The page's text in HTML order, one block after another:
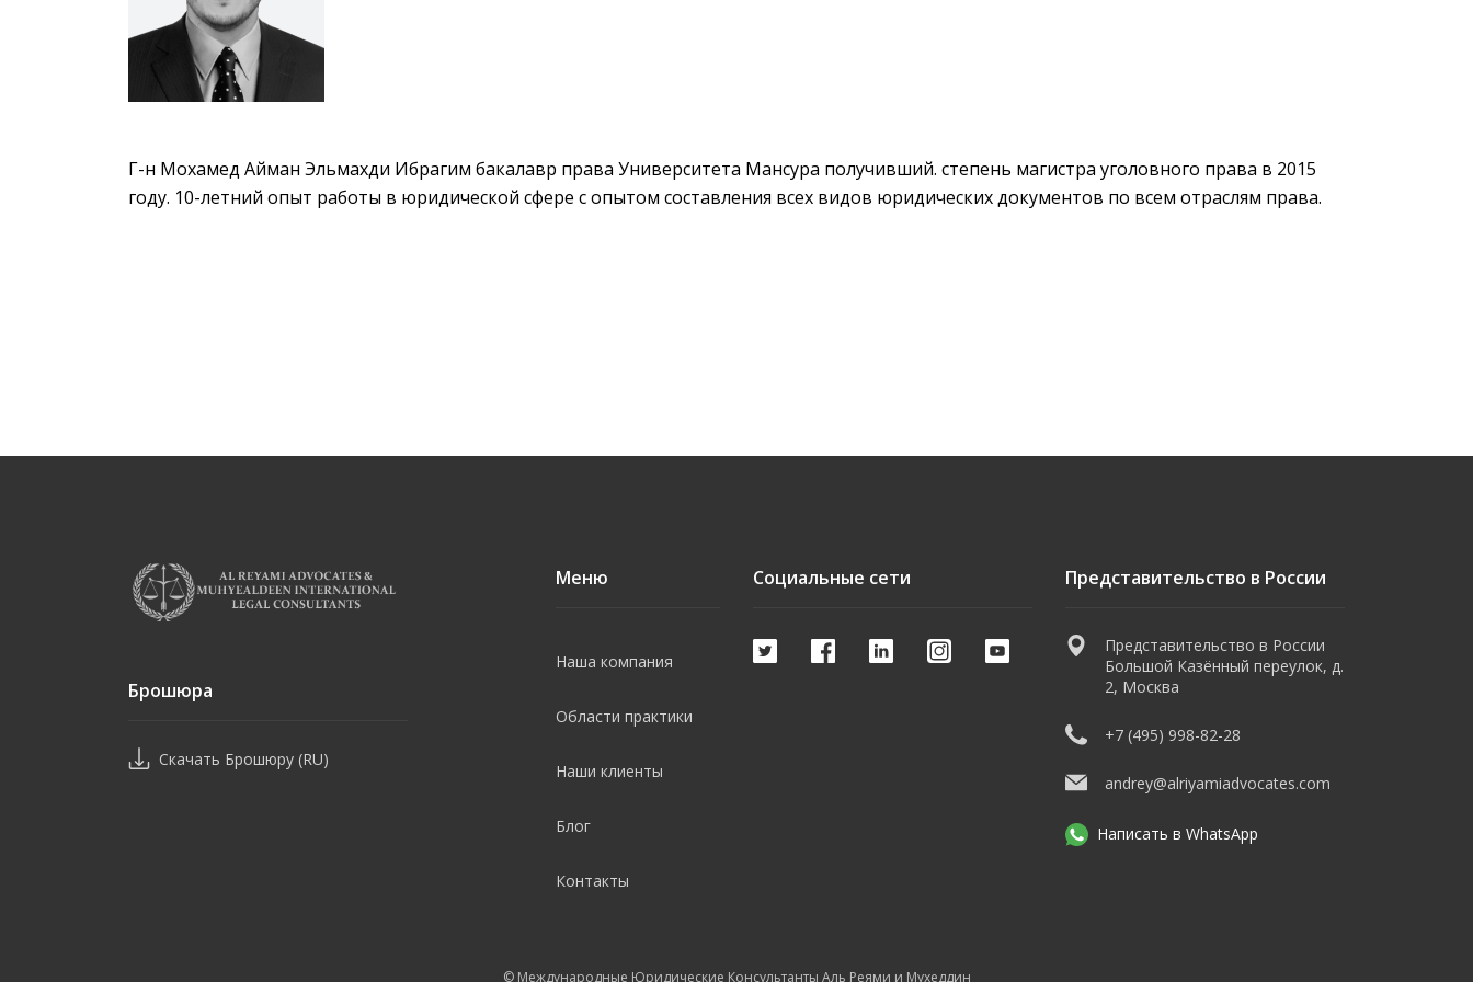
Г-н Мохамед Айман Эльмахди Ибрагим бакалавр права Университета Мансура получивший. степень магистра уголовного права в 2015
году. 10-летний опыт работы в юридической сфере с опытом составления всех видов юридических документов по всем отраслям права.
Брошюра
Скачать Брошюру (RU)
Меню
Наша компания
Области практики
Наши клиенты
Блог
Контакты
Социальные сети Представительство в России
Представительство в России
Большой Казённый переулок, д.
2, Москва
+7 (495) 998-82-28
andrey@alriyamiadvocates.com
Написать в WhatsApp
© Международные Юридические Консультанты Аль Реями и Мухеддин